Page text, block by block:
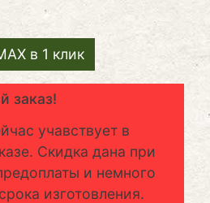
в 1 клик
заказ!
учавствует в
Скидка дана при
и немного
изготовления.